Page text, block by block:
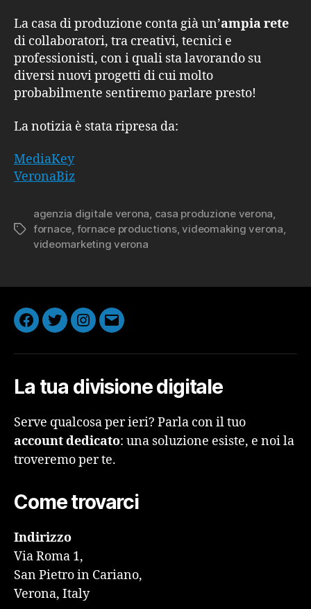
La casa di produzione conta già un’ampia rete
di collaboratori, tra creativi, tecnici e
professionisti, con i quali sta lavorando su
diversi nuovi progetti di cui molto
probabilmente sentiremo parlare presto!
La notizia è stata ripresa da:
MediaKey
VeronaBiz
Tag
agenzia digitale verona, casa produzione verona,
fornace, fornace productions,videomaking verona,
videomarketing verona
Facebook
TwitterInstagram
Email
La tua divisione digitale
Serve qualcosa per ieri? Parla con il tuo
account dedicato: una soluzione esiste, e noi la
troveremo per te.
Come trovarci
Indirizzo
Via Roma 1,
San Pietro in Cariano,
Verona, Italy